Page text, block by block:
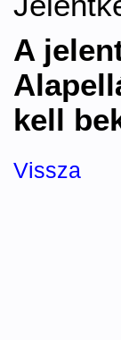
A
kell
Vissza